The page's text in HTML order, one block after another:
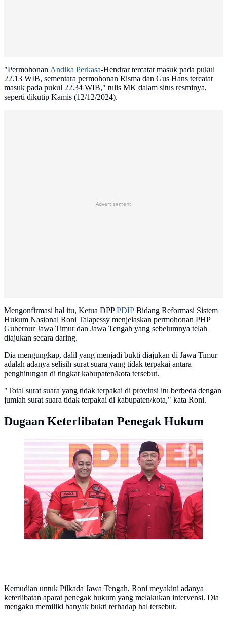
"Permohonan Andika Perkasa-Hendrar tercatat masuk pada pukul
22.13 WIB, sementara permohonan Risma dan Gus Hans tercatat
masuk pada pukul 22.34 WIB," tulis MK dalam situs resminya,
seperti dikutip Kamis (12/12/2024).
Advertisement
Mengonfirmasi hal itu, Ketua DPPPDIP Bidang Reformasi Sistem
Hukum Nasional Roni Talapessy menjelaskan permohonan PHP
Gubernur Jawa Timur dan Jawa Tengah yang sebelumnya telah
diajukan secara daring.
Dia mengungkap, dalil yang menjadi bukti diajukan di Jawa Timur
adalah adanya selisih surat suara yang tidak terpakai antara
penghitungan di tingkat kabupaten/kota tersebut.
"Total surat suara yang tidak terpakai di provinsi itu berbeda dengan
jumlah surat suara tidak terpakai di kabupaten/kota," kata Roni.
Dugaan Keterlibatan Penegak Hukum
Diantara yang mendapat surat rekomendasi PDIP
adalah pasangan bakal calon Gubernur Jawa Tengah,
Jenderal TNI (purn) Andika Perkasa dan Hendrar
Prihadi. (Liputan6.com/Angga Yuniar)
Kemudian untuk Pilkada Jawa Tengah, Roni meyakini adanya
keterlibatan aparat penegak hukum yang melakukan intervensi. Dia
mengaku memiliki banyak bukti terhadap hal tersebut.